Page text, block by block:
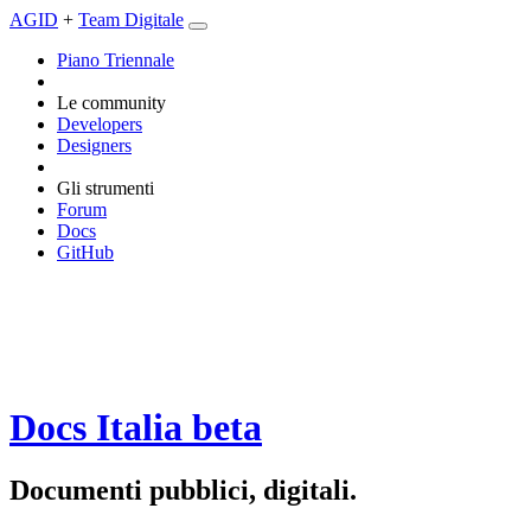
AGID + Team Digitale
Piano Triennale
Le community
Developers
Designers
Gli strumenti
Forum
Docs
GitHub
Docs Italia beta
Documenti pubblici, digitali.